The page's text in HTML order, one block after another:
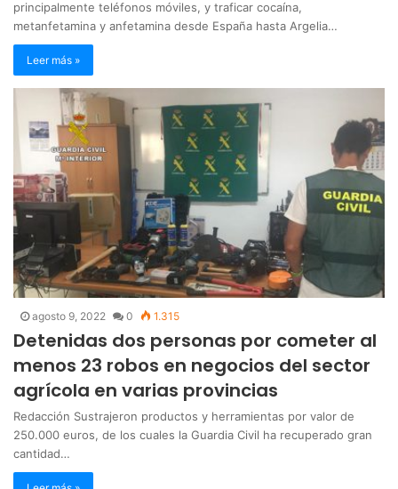
principalmente teléfonos móviles, y traficar cocaína,
metanfetamina y anfetamina desde España hasta Argelia…
Leer más »
agosto 9, 2022 0 1.315
Detenidas dos personas por cometer al
menos 23 robos en negocios del sector
agrícola en varias provincias
Redacción Sustrajeron productos y herramientas por valor de
250.000 euros, de los cuales la Guardia Civil ha recuperado gran
cantidad…